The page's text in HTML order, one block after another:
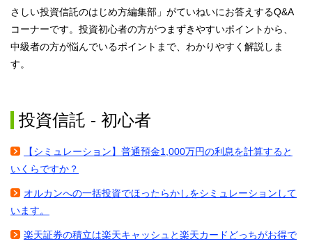
さしい投資信託のはじめ方編集部」がていねいにお答えするQ&A
コーナーです。投資初心者の方がつまずきやすいポイントから、
中級者の方が悩んでいるポイントまで、わかりやすく解説しま
す。
投資信託 - 初心者
【シミュレーション】普通預金1,000万円の利息を計算すると
いくらですか？
オルカンへの一括投資でほったらかしをシミュレーションして
います。
楽天証券の積立は楽天キャッシュと楽天カードどっちがお得で